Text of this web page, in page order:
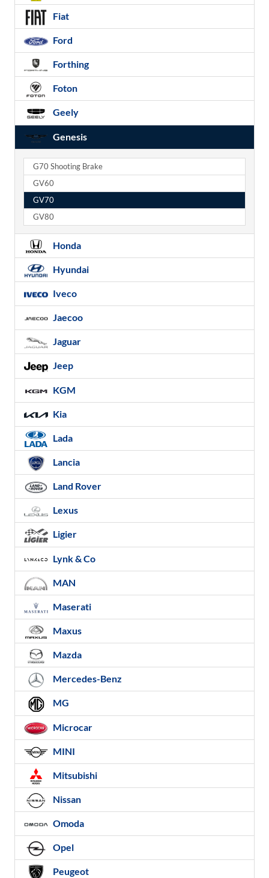
Fiat
Ford
Forthing
Foton
Geely
Genesis
G70 Shooting Brake
GV60
GV70
GV80
Honda
Hyundai
Iveco
Jaecoo
Jaguar
Jeep
KGM
Kia
Lada
Lancia
Land Rover
Lexus
Ligier
Lynk & Co
MAN
Maserati
Maxus
Mazda
Mercedes-Benz
MG
Microcar
MINI
Mitsubishi
Nissan
Omoda
Opel
Peugeot